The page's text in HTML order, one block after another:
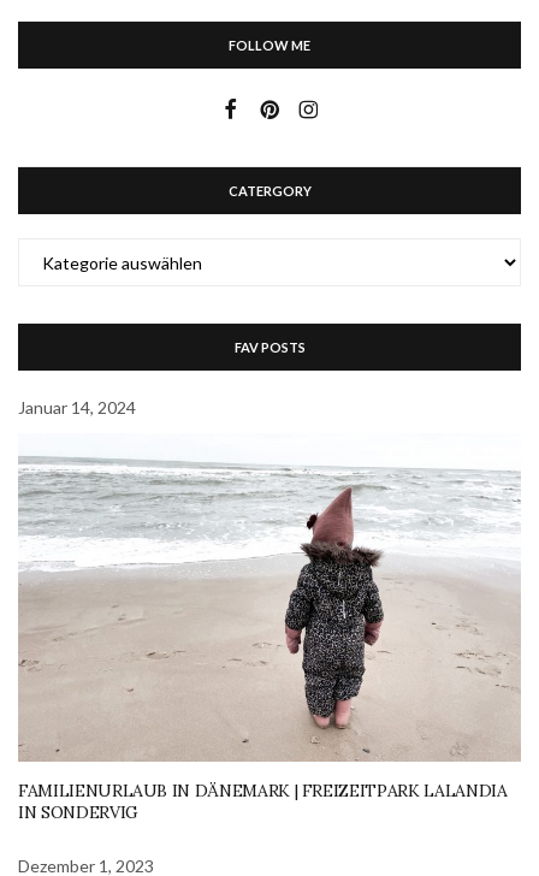
FOLLOW ME
CATERGORY
FAV POSTS
Januar 14, 2024
FAMILIENURLAUB IN DÄNEMARK | FREIZEITPARK LALANDIA
IN SONDERVIG
Dezember 1, 2023